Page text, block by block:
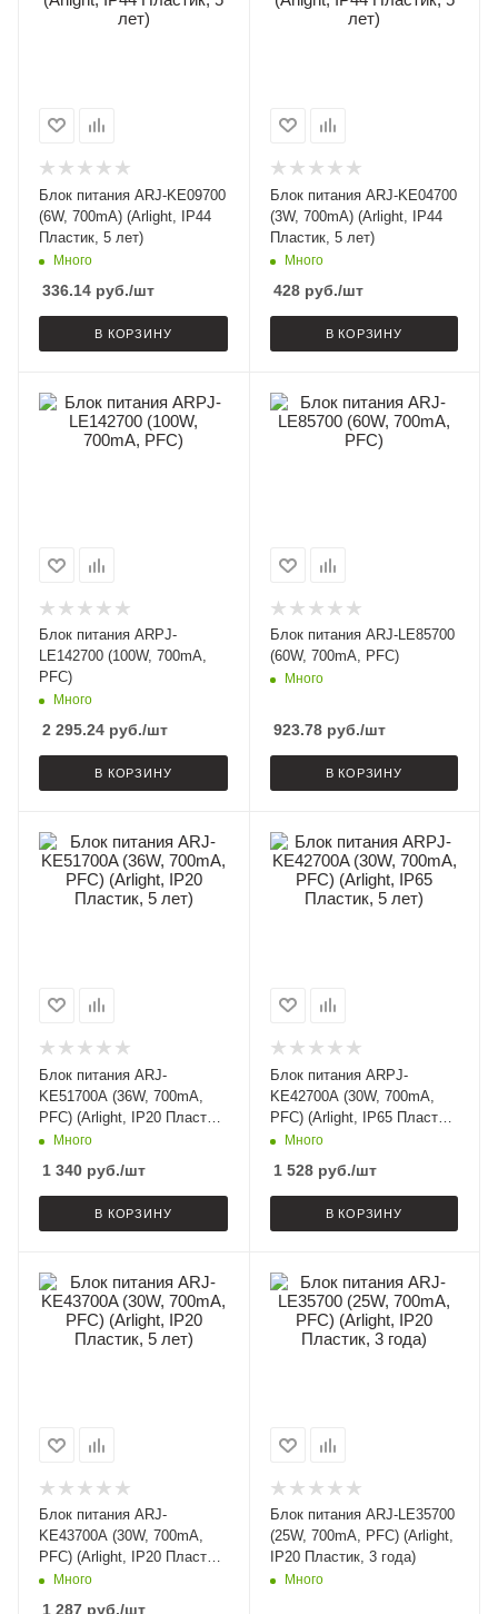
Блок питания ARJ-KE09700
(6W, 700mA) (Arlight, IP44
Пластик, 5 лет)
Много
336.14 руб./шт
В КОРЗИНУ
Блок питания ARJ-KE04700
(3W, 700mA) (Arlight, IP44
Пластик, 5 лет)
Много
428руб./шт
В КОРЗИНУ
Блок питания ARPJ-
LE142700 (100W, 700mA,
PFC)
Много
2 295.24 руб./шт
В КОРЗИНУ
Блок питания ARJ-LE85700
(60W, 700mA, PFC)
Много
923.78руб./шт
В КОРЗИНУ
Блок питания ARJ-
KE51700A (36W, 700mA,
PFC) (Arlight, IP20 Пластик,
5 лет)
Много
1 340 руб./шт
В КОРЗИНУ
Блок питания ARPJ-
KE42700A (30W, 700mA,
PFC) (Arlight, IP65 Пластик,
5 лет)
Много
1 528руб./шт
В КОРЗИНУ
Блок питания ARJ-
KE43700A (30W, 700mA,
PFC) (Arlight, IP20 Пластик,
5 лет)
Много
1 287 руб./шт
Блок питания ARJ-LE35700
(25W, 700mA, PFC) (Arlight,
IP20 Пластик, 3 года)
Много